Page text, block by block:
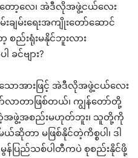
ော့လေ၊ အဲဒီလိုအဖွဲ့ငယ်လေး
ျမ်းရေးအကျိုးတော်ဆောင်
စည်းရုံးမနိုင်ဘူးလား
ခင်ဗျား?
သောအားဖြင့် အဲဒီလိုအဖွဲ့ငယ်လေး
ာတာဖြစ်တယ်၊ ကျွန်တော်တို့
အဖွဲ့အစည်းမဟုတ်ဘူး၊ သူတို့ကို
ဆိုတာ မဖြစ်နိုင်တဲ့ကိစ္စပါ၊ ဒါ
န်ပြည်သစ်ပါတီကပဲ စုစည်းနိုင်ဖို့